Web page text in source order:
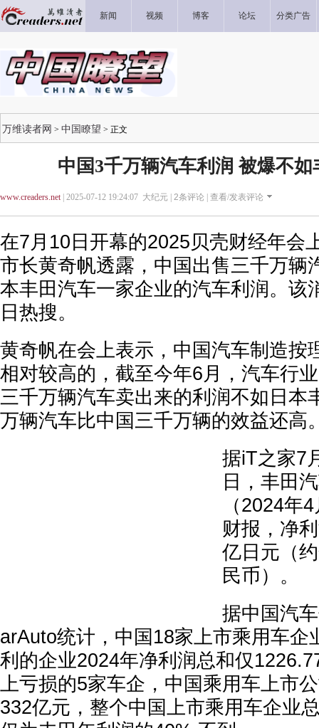
新闻 视频 博客 论坛 分类广告
万维读者网 > 中国瞭望 > 正文
中国3千万辆汽车利润 被爆不
www.creaders.net| 2025-07-12 19:24:07 大纪元 | 2条评论 | 查看/发表评论
在7月10日开幕的2025贝壳财经年会
市长黄奇帆透露，中国出售三千万辆
本丰田汽车一家企业的汽车利润。该
日热搜。
黄奇帆在会上表示，中国汽车制造按
相对较高的，截至今年6月，汽车行
三千万辆汽车卖出来的利润不如日本
万辆汽车比中国三千万辆的效益还高
据iT之家7
日，丰田
（2024年
财报，净
亿日元（
民币）。
据中国汽
arAuto统计，中国18家上市乘用车企
利的企业2024年净利润总和仅
上亏损的5家车企，中国乘用车上市
332亿元，整个中国上市乘用车企业